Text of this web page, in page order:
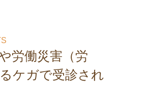
労働災害（労
ケガで受診され